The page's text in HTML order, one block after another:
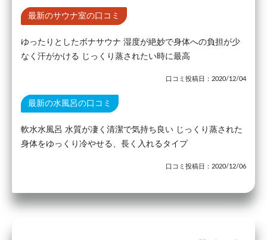
最新のサウナ室の口コミ
ゆったりとしたボナサウナ 湿度が絶妙で身体への負担が少
なく汗がかける じっくり蒸されたい時に最高
口コミ投稿日：2020/12/04
最新の水風呂の口コミ
軟水水風呂 水質が凄く清潔で気持ち良い じっくり蒸された
身体をゆっくり冷やせる、長く入れるタイプ
口コミ投稿日：2020/12/06